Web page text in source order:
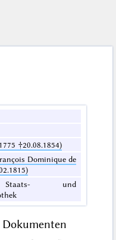
†20.08.1854)
Dominique de
Staats- und
Dokumenten